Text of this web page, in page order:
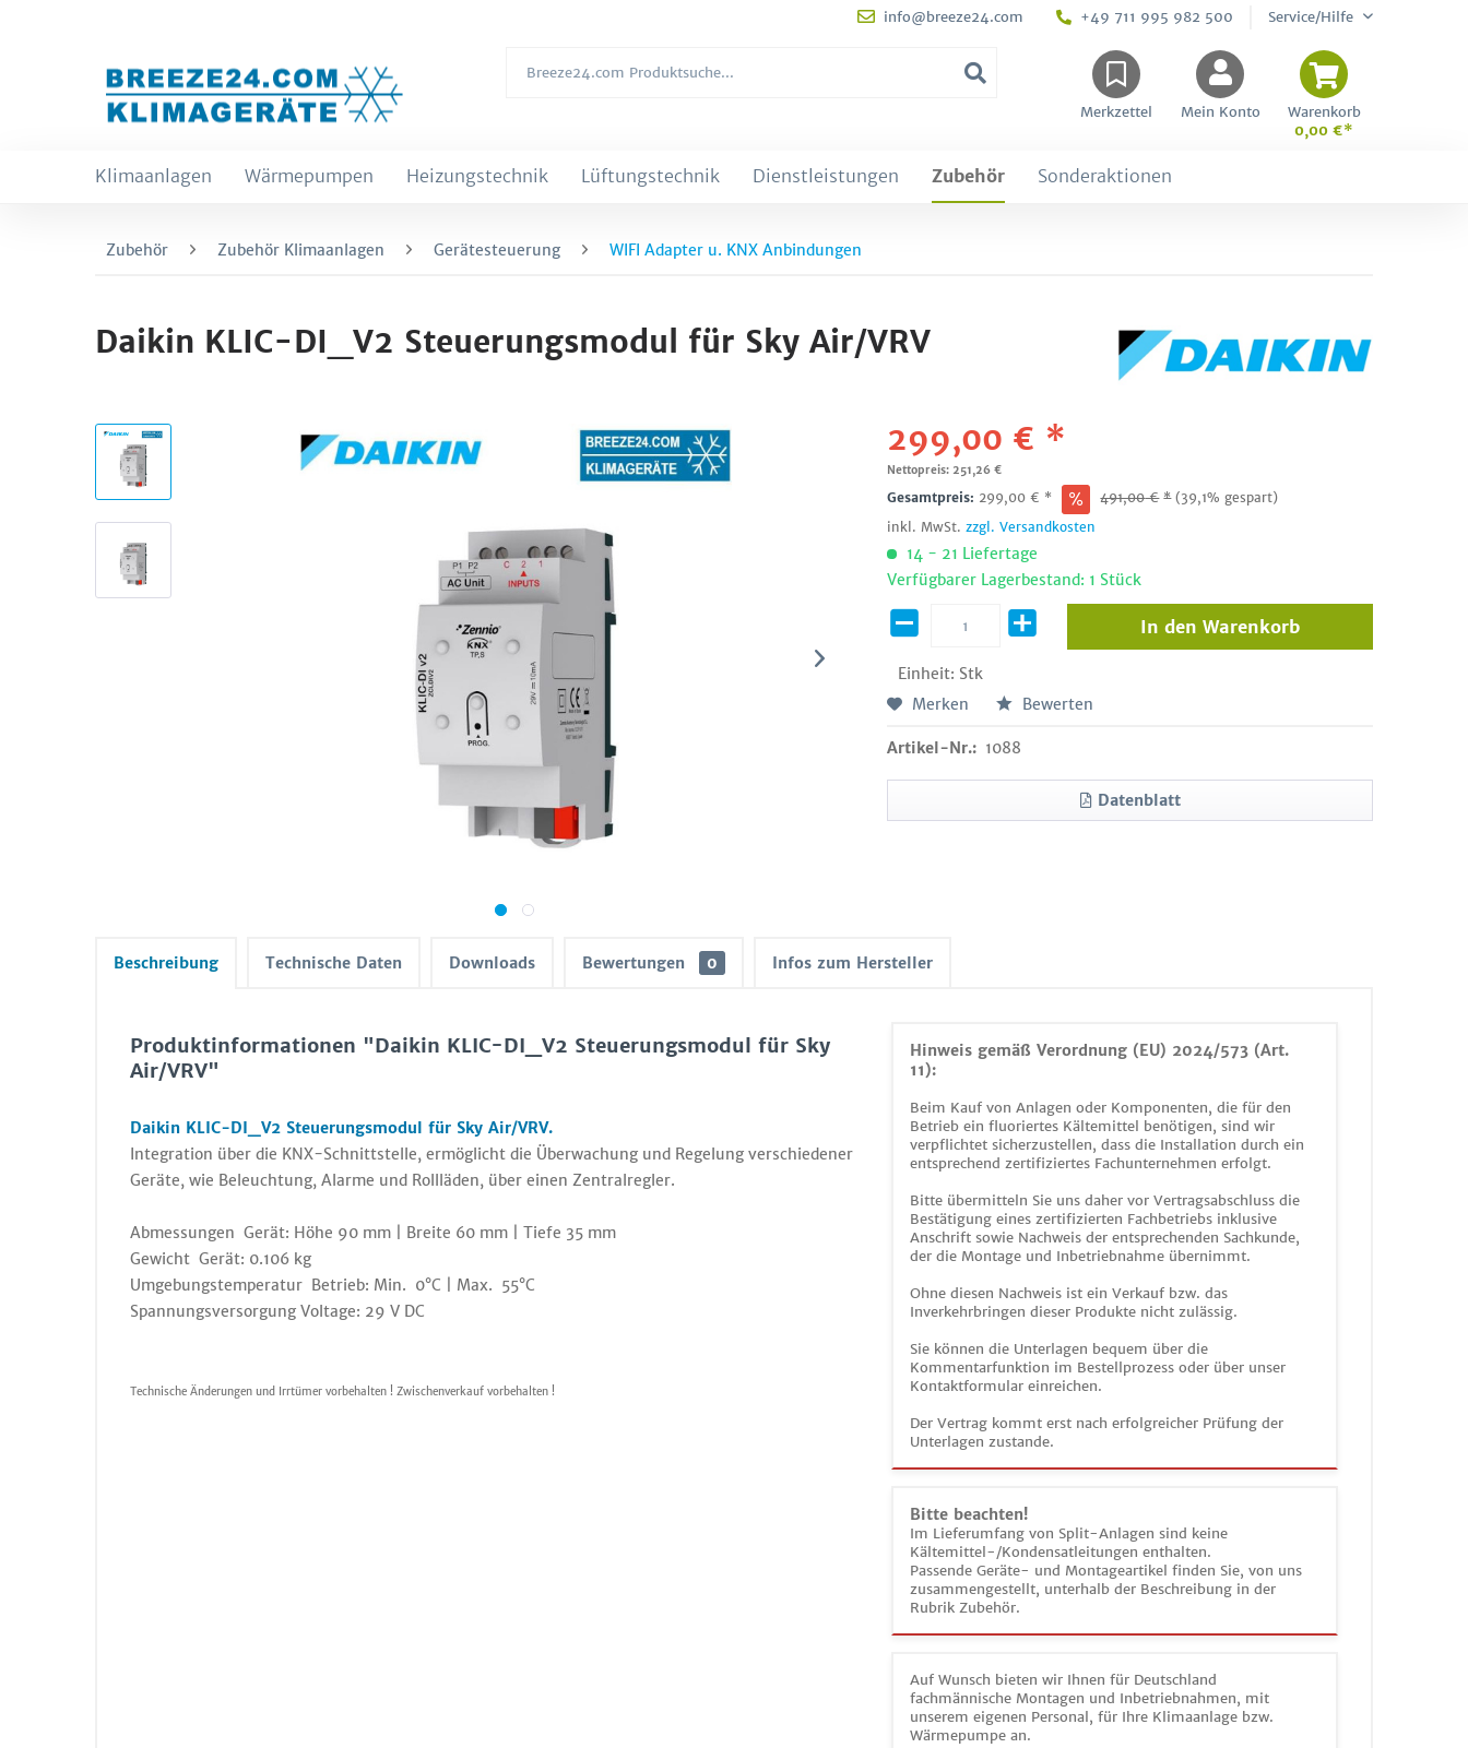
info@breeze24.com +49 711 995 982 500 Service/Hilfe
Merkzettel Mein Konto
Warenkorb
0,00 €*
Klimaanlagen Wärmepumpen Heizungstechnik Lüftungstechnik Dienstleistungen Zubehör Sonderaktionen
Zubehör Zubehör Klimaanlagen Gerätesteuerung WIFI Adapter u. KNX Anbindungen
Daikin KLIC-DI_V2 Steuerungsmodul für Sky Air/VRV
299,00 € *
Nettopreis: 251,26 €
Gesamtpreis: 299,00 € * 491,00€ * (39,1% gespart)
inkl. MwSt.zzgl. Versandkosten
14 - 21 Liefertage
Verfügbarer Lagerbestand: 1 Stück
Einheit: Stk
In den Warenkorb
Merken Bewerten
Artikel-Nr.: 1088
Datenblatt
Beschreibung Technische Daten Downloads Bewertungen 0 Infos zum Hersteller
Hinweis gemäß Verordnung (EU) 2024/573 (Art.
11):
Beim Kauf von Anlagen oder Komponenten, die für den
Betrieb ein fluoriertes Kältemittel benötigen, sind wir
verpflichtet sicherzustellen, dass die Installation durch ein
entsprechend zertifiziertes Fachunternehmen erfolgt.
Bitte übermitteln Sie uns daher vor Vertragsabschluss die
Bestätigung eines zertifizierten Fachbetriebs inklusive
Anschrift sowie Nachweis der entsprechenden Sachkunde,
der die Montage und Inbetriebnahme übernimmt.
Ohne diesen Nachweis ist ein Verkauf bzw. das
Inverkehrbringen dieser Produkte nicht zulässig.
Sie können die Unterlagen bequem über die
Kommentarfunktion im Bestellprozess oder über unser
Kontaktformular einreichen.
Der Vertrag kommt erst nach erfolgreicher Prüfung der
Unterlagen zustande.
Bitte beachten!
Im Lieferumfang von Split-Anlagen sind keine
Kältemittel-/Kondensatleitungen enthalten.
Passende Geräte- und Montageartikel finden Sie, von uns
zusammengestellt, unterhalb der Beschreibung in der
Rubrik Zubehör.
Auf Wunsch bieten wir Ihnen für Deutschland
fachmännische Montagen und Inbetriebnahmen, mit
unserem eigenen Personal, für Ihre Klimaanlage bzw.
Wärmepumpe an.
Produktinformationen "Daikin KLIC-DI_V2 Steuerungsmodul für Sky
Air/VRV"
Daikin KLIC-DI_V2 Steuerungsmodul für Sky Air/VRV.
Integration über die KNX-Schnittstelle, ermöglicht die Überwachung und Regelung verschiedener
Geräte, wie Beleuchtung, Alarme und Rollläden, über einen Zentralregler.
Abmessungen Gerät: Höhe 90 mm | Breite 60 mm | Tiefe 35 mm
Gewicht Gerät: 0.106 kg
Umgebungstemperatur Betrieb: Min. 0°C | Max. 55°C
Spannungsversorgung Voltage: 29 V DC
Technische Änderungen und Irrtümer vorbehalten ! Zwischenverkauf vorbehalten !